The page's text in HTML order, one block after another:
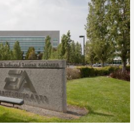
poche. C'est toujours plus
passé à dev, mais ça
malins qu'on ne braque pas
P.